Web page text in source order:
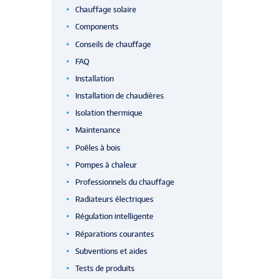
Chauffage solaire
Components
Conseils de chauffage
FAQ
Installation
Installation de chaudières
Isolation thermique
Maintenance
Poêles à bois
Pompes à chaleur
Professionnels du chauffage
Radiateurs électriques
Régulation intelligente
Réparations courantes
Subventions et aides
Tests de produits